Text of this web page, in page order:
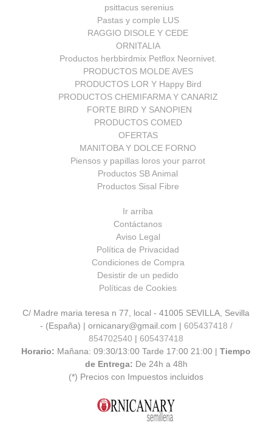
psittacus serenius
Pastas y comple LUS
RAGGIO DISOLE Y CEDE
ORNITALIA
Productos herbbirdmix Petflox Neornivet.
PRODUCTOS MOLDE AVES
PRODUCTOS LOR Y Happy Bird
PRODUCTOS CHEMIFARMA Y CANARIZ
FORTE BIRD Y SANOPIEN
PRODUCTOS COMED
OFERTAS
MANITOBA Y DOLCE FORNO
Piensos y papillas loros your parrot
Productos SB Animal
Productos Sisal Fibre
Ir arriba
Contáctanos
Aviso Legal
Política de Privacidad
Condiciones de Compra
Desistir de un pedido
Políticas de Cookies
C/ Madre maria teresa n 77, local - 41005 SEVILLA, Sevilla
- (España) | ornicanary@gmail.com | 605437418 /
854702540 | 605437418
Horario: Mañana: 09:30/13:00 Tarde 17:00 21:00 | Tiempo
de Entrega: De 24h a 48h
(*) Precios con Impuestos incluidos